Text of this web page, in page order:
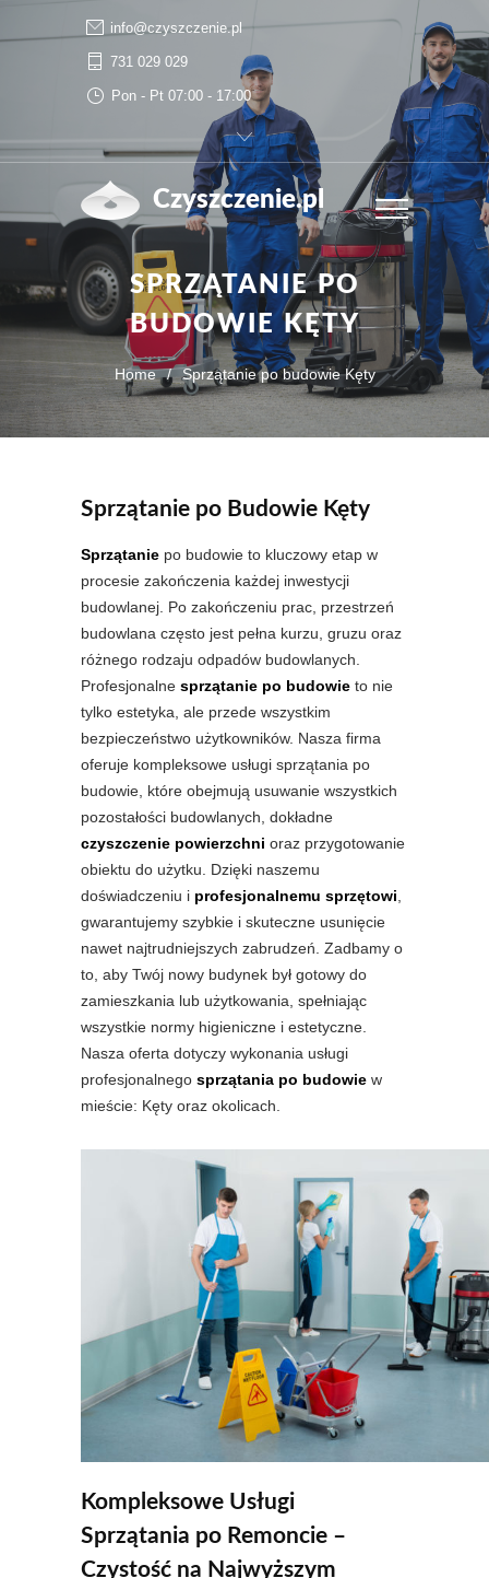
info@czyszczenie.pl
731 029 029
Pon - Pt 07:00 - 17:00
Czyszczenie.pl
SPRZĄTANIE PO
BUDOWIE KĘTY
Home / Sprzątanie po budowie Kęty
Sprzątanie po Budowie Kęty
Sprzątanie po budowie to kluczowy etap w
procesie zakończenia każdej inwestycji
budowlanej. Po zakończeniu prac, przestrzeń
budowlana często jest pełna kurzu, gruzu oraz
różnego rodzaju odpadów budowlanych.
Profesjonalne sprzątanie po budowie to nie
tylko estetyka, ale przede wszystkim
bezpieczeństwo użytkowników. Nasza firma
oferuje kompleksowe usługi sprzątania po
budowie, które obejmują usuwanie wszystkich
pozostałości budowlanych, dokładne
czyszczenie powierzchni oraz przygotowanie
obiektu do użytku. Dzięki naszemu
doświadczeniu i profesjonalnemu sprzętowi
gwarantujemy szybkie i skuteczne usunięcie
nawet najtrudniejszych zabrudzeń. Zadbamy o
to, aby Twój nowy budynek był gotowy do
zamieszkania lub użytkowania, spełniając
wszystkie normy higieniczne i estetyczne.
Nasza oferta dotyczy wykonania usługi
profesjonalnego sprzątania po budowie w
mieście: Kęty oraz okolicach.
Kompleksowe Usługi
Sprzątania po Remoncie –
Czystość na Najwyższym